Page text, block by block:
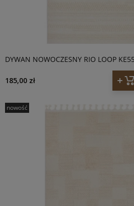
DYWAN NOWOCZESNY RIO LOOP
185,00 zł
nowość